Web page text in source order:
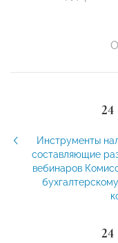
24
Инструменты
составляющие
вебинаров
24